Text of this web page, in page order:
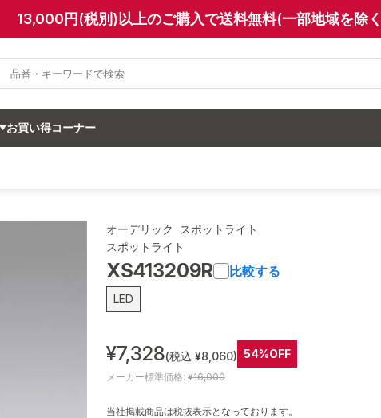
13,000円(税別)以上のご購入で送料無料(一部地域を除
お買い得コーナー
オーデリック スポットライト
スポットライト
XS413209R 比較する
LED
¥7,328(税込 ¥8,060) 54%OFF
メーカー標準価格: ¥16,000
当社掲載商品は税抜表示となっております。